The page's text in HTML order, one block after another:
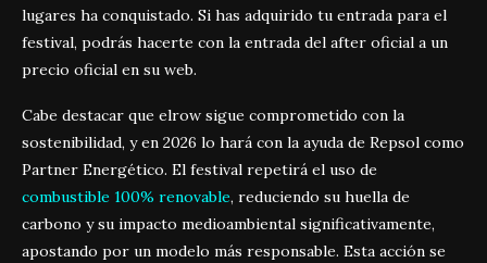
lugares ha conquistado. Si has adquirido tu entrada para el
festival, podrás hacerte con la entrada del after oficial a un
precio oficial en su web.
Cabe destacar que elrow sigue comprometido con la
sostenibilidad, y en 2026 lo hará con la ayuda de Repsol como
Partner Energético. El festival repetirá el uso de
combustible 100% renovable, reduciendo su huella de
carbono y su impacto medioambiental significativamente,
apostando por un modelo más responsable. Esta acción se